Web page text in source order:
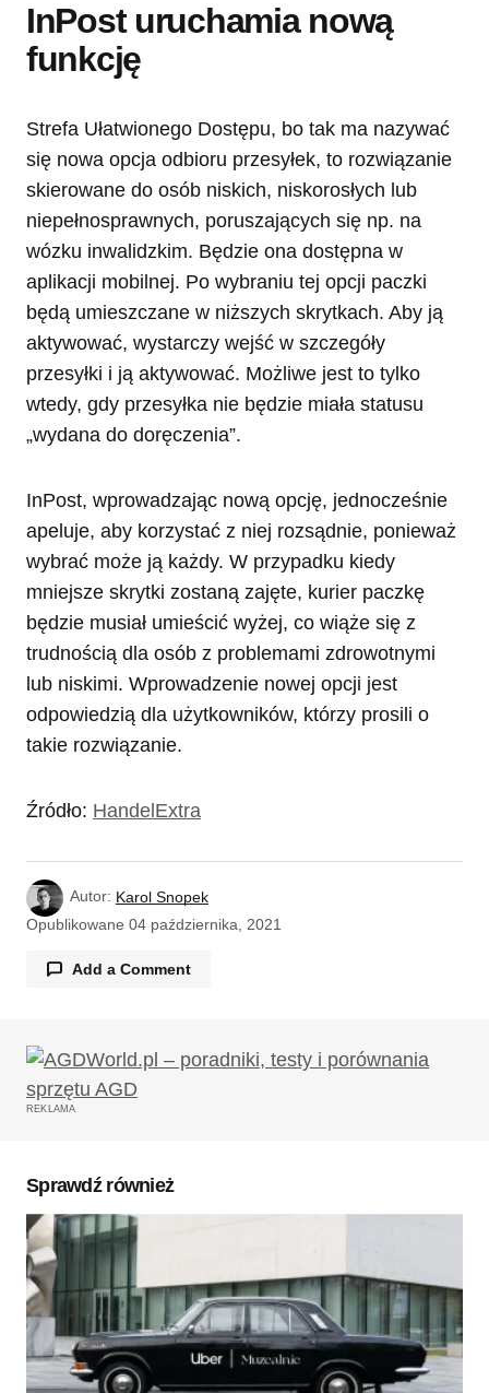
InPost uruchamia nową
funkcję
Strefa Ułatwionego Dostępu, bo tak ma nazywać
się nowa opcja odbioru przesyłek, to rozwiązanie
skierowane do osób niskich, niskorosłych lub
niepełnosprawnych, poruszających się np. na
wózku inwalidzkim. Będzie ona dostępna w
aplikacji mobilnej. Po wybraniu tej opcji paczki
będą umieszczane w niższych skrytkach. Aby ją
aktywować, wystarczy wejść w szczegóły
przesyłki i ją aktywować. Możliwe jest to tylko
wtedy, gdy przesyłka nie będzie miała statusu
„wydana do doręczenia”.
InPost, wprowadzając nową opcję, jednocześnie
apeluje, aby korzystać z niej rozsądnie, ponieważ
wybrać może ją każdy. W przypadku kiedy
mniejsze skrytki zostaną zajęte, kurier paczkę
będzie musiał umieścić wyżej, co wiąże się z
trudnością dla osób z problemami zdrowotnymi
lub niskimi. Wprowadzenie nowej opcji jest
odpowiedzią dla użytkowników, którzy prosili o
takie rozwiązanie.
Źródło: HandelExtra
Autor: Karol Snopek
Opublikowane 04 października, 2021
Add a Comment
Twój adres email nie zostanie opublikowany.
Wymagane pola są oznaczone
Twoję imię
Twój adres e-mail*
REKLAMA
Sprawdź również